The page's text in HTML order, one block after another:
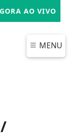
AO VIVO
MENU